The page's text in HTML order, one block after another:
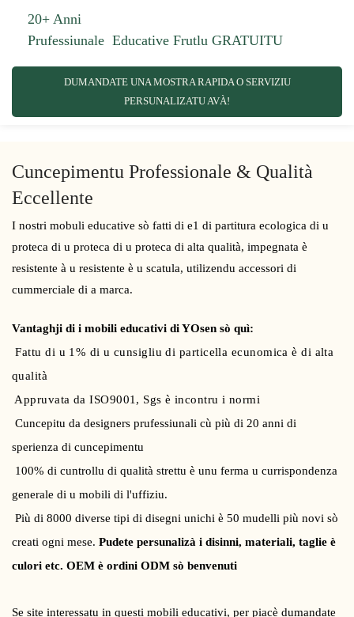
20+ Anni
Prufessiunale Educative Frutlu GRATUITU
DUMANDATE UNA MOSTRA RAPIDA O SERVIZIU
PERSUNALIZATU AVÀ!
Cuncepimentu Professionale & Qualità
Eccellente
I nostri mobuli educative sò fatti di e1 di partitura ecologica di u
proteca di u proteca di u proteca di alta qualità, impegnata è
resistente à u resistente è u scatula, utilizendu accessori di
cummerciale di a marca.
Vantaghji di i mobili educativi di YOsen sò quì:
Fattu di u 1% di u cunsigliu di particella ecunomica è di alta
qualità
Appruvata da ISO9001, Sgs è incontru i normi
Cuncepitu da designers prufessiunali cù più di 20 anni di
sperienza di cuncepimentu
100% di cuntrollu di qualità strettu è unu ferma u currispondenza
generale di u mobili di l'uffiziu.
Più di 8000 diverse tipi di disegni unichi è 50 mudelli più novi sò
creati ogni mese. Pudete persunalizà i disinni, materiali, taglie è
culori etc. OEM è ordini ODM sò benvenuti
Se site interessatu in questi mobili educativi, per piacè dumandate